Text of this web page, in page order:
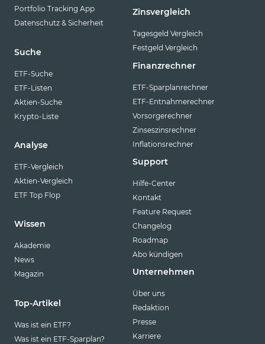
Portfolio Tracking App
Datenschutz & Sicherheit
Suche
ETF-Suche
ETF-Listen
Aktien-Suche
Krypto-Liste
Analyse
ETF-Vergleich
Aktien-Vergleich
ETF Top Flop
Wissen
Akademie
News
Magazin
Top-Artikel
Was ist ein ETF?
Was ist ein ETF-Sparplan?
Zinsvergleich
Tagesgeld Vergleich
Festgeld Vergleich
Finanzrechner
ETF-Sparplanrechner
ETF-Entnahmerechner
Vorsorgerechner
Zinseszinsrechner
Inflationsrechner
Support
Hilfe-Center
Kontakt
Feature Request
Changelog
Roadmap
Abo kündigen
Unternehmen
Über uns
Redaktion
Presse
Karriere